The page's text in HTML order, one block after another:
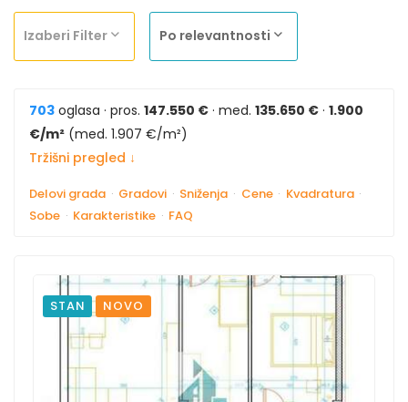
Izaberi Filter Po relevantnosti
703 oglasa · pros. 147.550 € · med. 135.650 € · 1.900
€/m² (med. 1.907 €/m²)
Tržišni pregled ↓
Delovi grada · Gradovi · Sniženja · Cene · Kvadratura ·
Sobe · Karakteristike · FAQ
STAN NOVO